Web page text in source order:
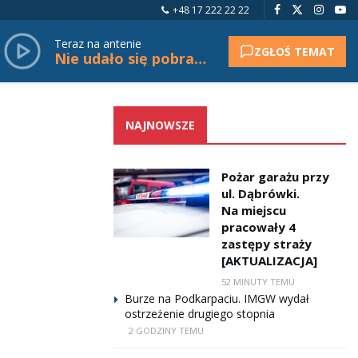
+48 17 222 22 22
Teraz na antenie
Nie udało się pobrać tytułu. ZGŁOŚ TEMAT
NAJNOWSZE
Pożar garażu przy
ul. Dąbrówki.
Na miejscu
pracowały 4
zastępy straży
[AKTUALIZACJA]
52 MINUTY TEMU
Burze na Podkarpaciu. IMGW wydał
ostrzeżenie drugiego stopnia
2 GODZINY TEMU